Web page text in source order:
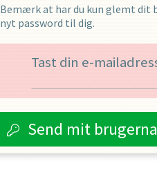
Bemærk at har du kun glemt dit
nyt password til dig.
Tast din e-
Send mit